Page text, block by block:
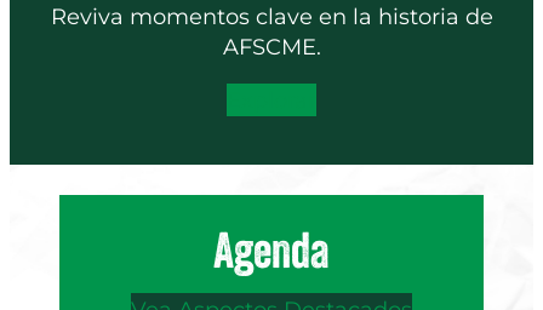
Reviva momentos clave en la historia de
AFSCME.
Agenda